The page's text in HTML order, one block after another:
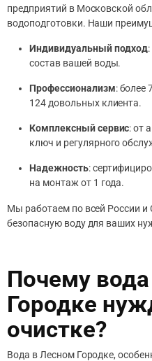
предприятий в Московской
водоподготовки. Наши
Индивидуальный подход
состав вашей воды.
Профессионализм: более
124 довольных клиента.
Комплексный сервис: от
ключ и регулярного
Надежность:
на монтаж от 1 года.
Мы работаем по всей России и
безопасную воду для ваших
Почему
Городке
очистке?
Вода в Лесном Городке,